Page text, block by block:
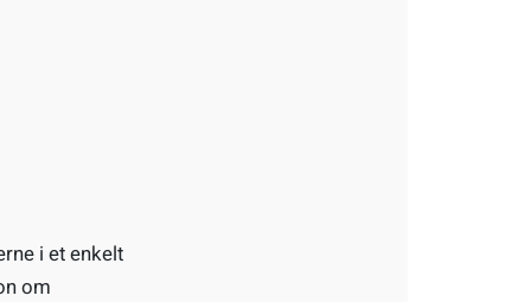
i et enkelt
om